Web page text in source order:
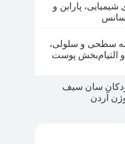
پارابن و
اسانس
سطحی و سلولی،
التیام‌بخش پوست
سان سیف
آردن